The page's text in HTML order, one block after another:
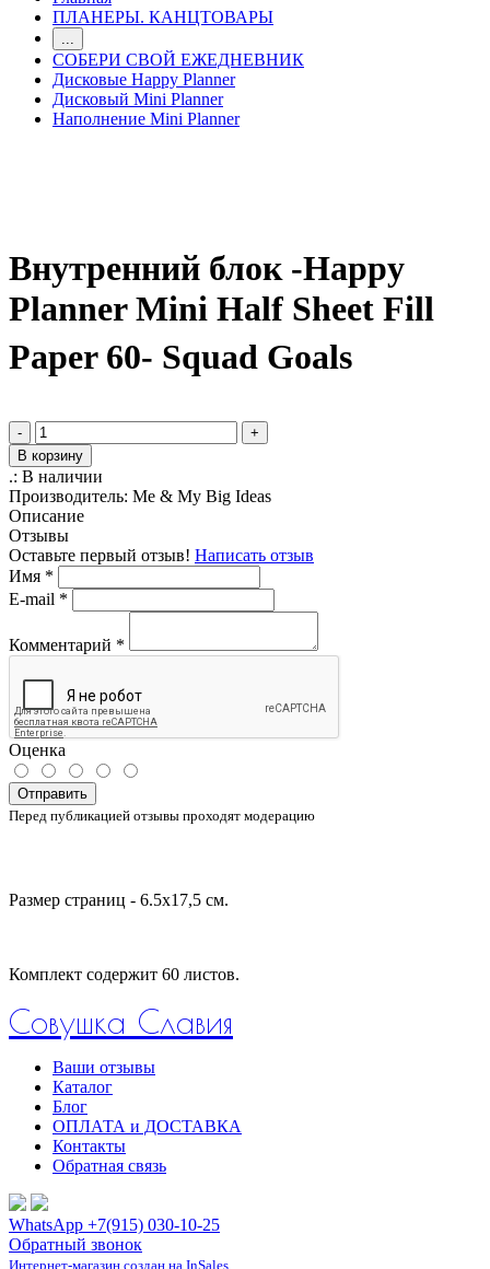
ПЛАНЕРЫ. КАНЦТОВАРЫ
СОБЕРИ СВОЙ ЕЖЕДНЕВНИК
Дисковые Happy Planner
Дисковый Mini Planner
Наполнение Mini Planner
Внутренний блок -Happy
Planner Mini Half Sheet Fill
Paper 60- Squad Goals
-
+
В корзину
.: В наличии
Производитель: Me & My Big Ideas
Описание
Отзывы
Оставьте первый отзыв! Написать отзыв
Имя *
E-mail *
Комментарий *
Оценка
Отправить
Перед публикацией отзывы проходят модерацию
Размер страниц - 6.5х17,5 см.
Комплект содержит 60 листов.
Совушка Славия
Ваши отзывы
Каталог
Блог
ОПЛАТА и ДОСТАВКА
Контакты
Обратная связь
WhatsApp +7(915) 030-10-25
Обратный звонок
Интернет-магазин создан на InSales